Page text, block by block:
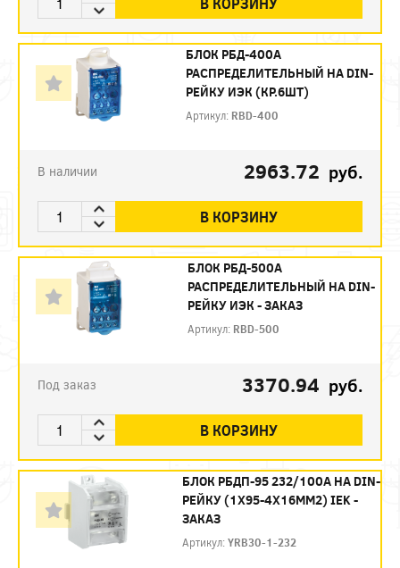
БЛОК РБД-400А
РАСПРЕДЕЛИТЕЛЬНЫЙ НА DIN-
РЕЙКУ ИЭК (КР.6ШТ)
Артикул: RBD-400
В наличии 2963.72 руб.
В КОРЗИНУ
БЛОК РБД-500А
РАСПРЕДЕЛИТЕЛЬНЫЙ НА DIN-
РЕЙКУ ИЭК - ЗАКАЗ
Артикул: RBD-500
Под заказ 3370.94 руб.
В КОРЗИНУ
БЛОК РБДП-95 232/100А НА DIN-
РЕЙКУ (1Х95-4Х16ММ2) IEK -
ЗАКАЗ
Артикул:YRB30-1-232